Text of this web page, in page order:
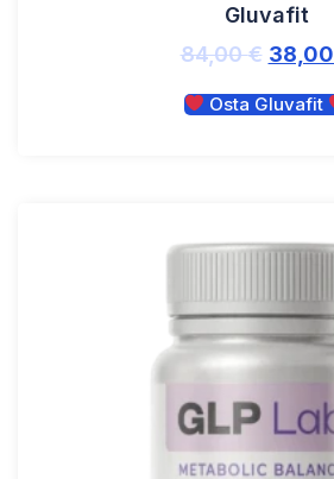
Gluvafit
84,00€ 38,00
Osta Gluvafit